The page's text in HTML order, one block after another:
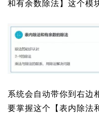
和有余数除法】这个模
系统会自动带你到右边
要掌握这个【表内除法